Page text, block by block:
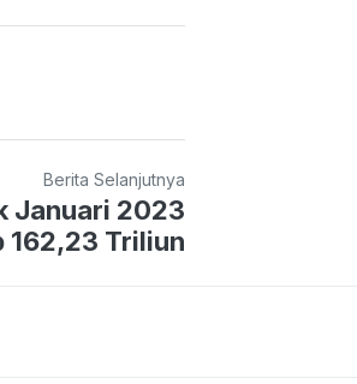
Berita Selanjutnya
Januari 2023
162,23 Triliun